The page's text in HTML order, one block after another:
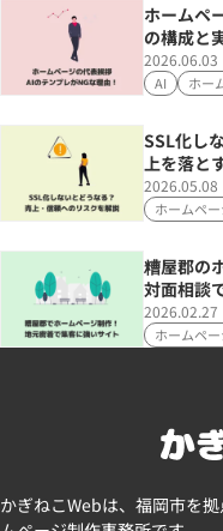
ホームペ
の構成と
2026.06.03
AI ホー
SSL化し
上を落と
2026.05.08
ホームペ
糟屋郡の
対面相談
2026.02.27
ホームペ
かぎねこWebは、福岡市を